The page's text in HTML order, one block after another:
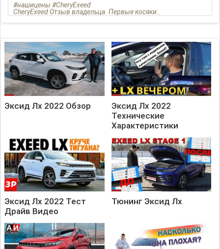
#нашицены #CheryExeed
CheryExeed Отзыв владельца. Первые косяки..
Эксид Лх 2022 Обзор
Эксид Лх 2022
Технические
Характеристики
Эксид Лх 2022 Тест
Драйв Видео
Тюнинг Эксид Лх